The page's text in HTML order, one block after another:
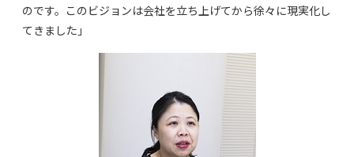
のです。このビジョンは会社を立ち上げてから徐々に現実化し
てきました」